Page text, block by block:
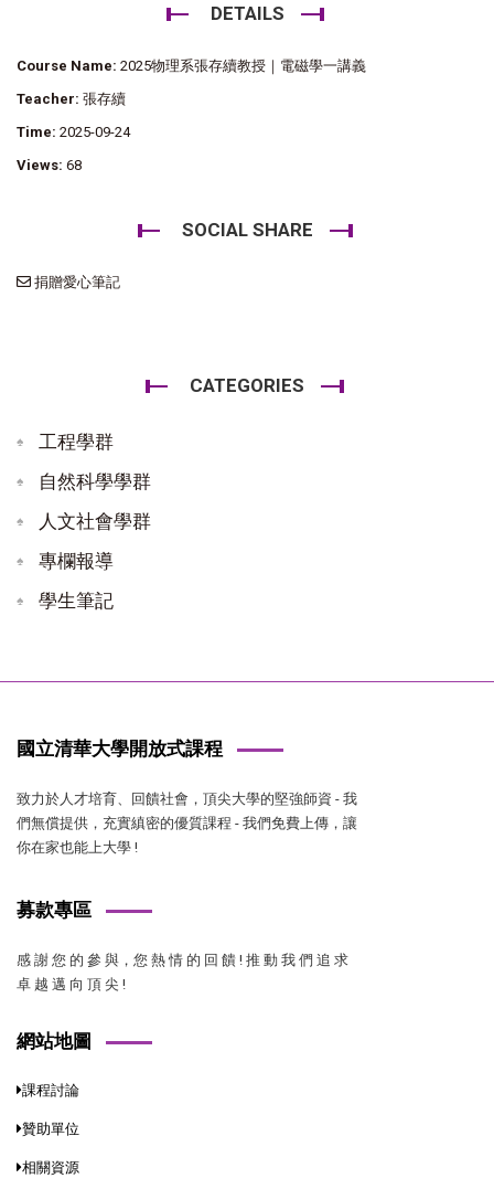
DETAILS
Course Name: 2025物理系張存續教授｜電磁學一講義
Teacher: 張存續
Time: 2025-09-24
Views: 68
SOCIAL SHARE
捐贈愛心筆記
CATEGORIES
工程學群
自然科學學群
人文社會學群
專欄報導
學生筆記
國立清華大學開放式課程
致力於人才培育、回饋社會，頂尖大學的堅強師資 - 我
們無償提供，充實縝密的優質課程 - 我們免費上傳，讓
你在家也能上大學 !
募款專區
感 謝 您 的 參 與，您 熱 情 的 回 饋 ! 推 動 我 們 追 求
卓 越 邁 向 頂 尖 !
網站地圖
課程討論
贊助單位
相關資源